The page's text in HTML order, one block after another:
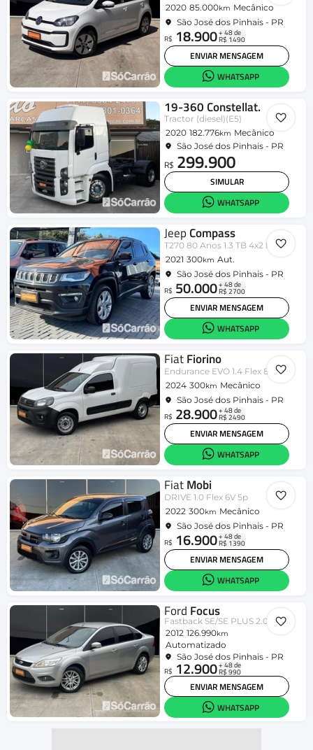
2020 85.000km Mecânico
São José dos Pinhais - PR
R$ 18.900+ 48 de
R$ 1490
ENVIAR MENSAGEM
WHATSAPP
19-360 Constellat.
Tractor (diesel)(E5)
2020 182.776km Mecânico
São José dos Pinhais - PR
R$ 299.900
SIMULAR
WHATSAPP
Jeep Compass
T270 80 Anos 1.3 TB 4x2 Flex Aut
2021 300km Aut.
São José dos Pinhais - PR
R$ 50.000+ 48 de
R$ 2700
ENVIAR MENSAGEM
WHATSAPP
FiatFiorino
Endurance EVO 1.4 Flex 8V 2p
2024 300km Mecânico
São José dos Pinhais - PR
R$ 28.900+ 48 de
R$ 2490
ENVIAR MENSAGEM
WHATSAPP
FiatMobi
DRIVE 1.0 Flex 6V 5p
2022 300km Mecânico
São José dos Pinhais - PR
R$ 16.900+ 48 de
R$ 1390
ENVIAR MENSAGEM
WHATSAPP
Ford Focus
Fastback SE/SE PLUS 2.0 Flex Aut.
2012 126.990km
Automatizado
São José dos Pinhais - PR
R$ 12.900+ 48 de
R$ 990
ENVIAR MENSAGEM
WHATSAPP